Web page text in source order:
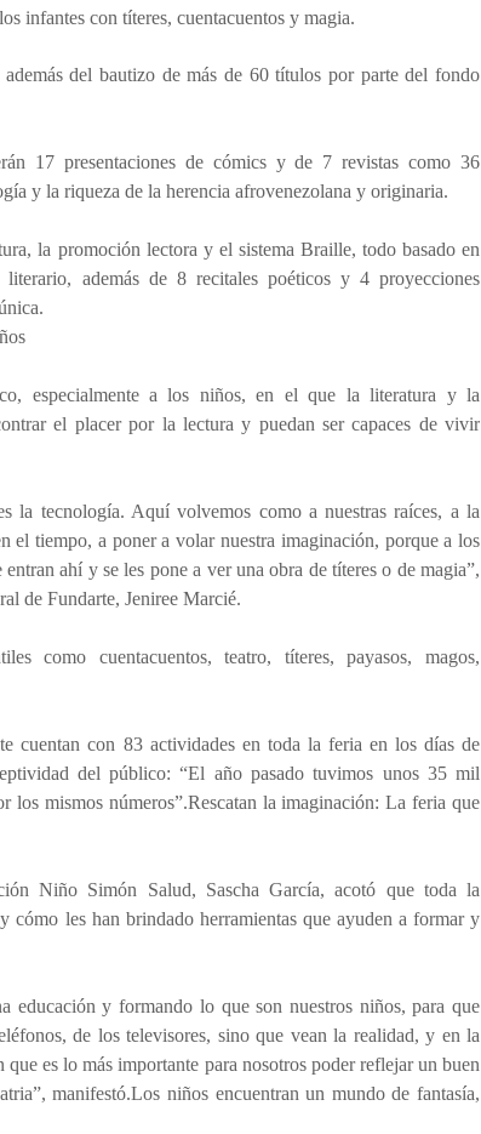
infantes con títeres, cuentacuentos y magia.
del bautizo de más de 60 títulos por parte del fondo
17 presentaciones de cómics y de 7 revistas como 36
y la riqueza de la herencia afrovenezolana y originaria.
la promoción lectora y el sistema Braille, todo basado en
además de 8 recitales poéticos y 4 proyecciones
especialmente a los niños, en el que la literatura y la
el placer por la lectura y puedan ser capaces de vivir
la tecnología. Aquí volvemos como a nuestras raíces, a la
el tiempo, a poner a volar nuestra imaginación, porque a los
ahí y se les pone a ver una obra de títeres o de magia”,
de Fundarte, Jeniree Marcié.
como cuentacuentos, teatro, títeres, payasos, magos,
cuentan con 83 actividades en toda la feria en los días de
del público: “El año pasado tuvimos unos 35 mil
los mismos números”.Rescatan la imaginación: La feria que
Niño Simón Salud, Sascha García, acotó que toda la
cómo les han brindado herramientas que ayuden a formar y
educación y formando lo que son nuestros niños, para que
de los televisores, sino que vean la realidad, y en la
es lo más importante para nosotros poder reflejar un buen
manifestó.Los niños encuentran un mundo de fantasía,